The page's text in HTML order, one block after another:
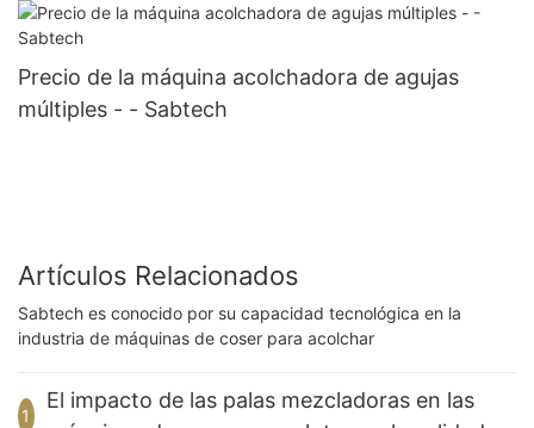
Precio de la máquina acolchadora de agujas
múltiples - - Sabtech
Artículos Relacionados
Sabtech es conocido por su capacidad tecnológica en la
industria de máquinas de coser para acolchar
1
El impacto de las palas mezcladoras en las